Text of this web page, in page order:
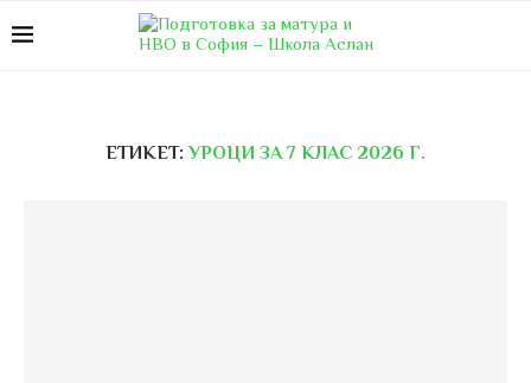
ЕТИКЕТ:УРОЦИ ЗА 7 КЛАС 2026 Г.